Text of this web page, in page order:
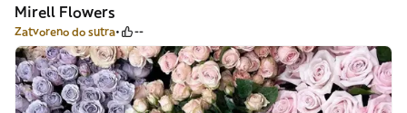
Mirell Flowers
Zatvoreno do sutra --